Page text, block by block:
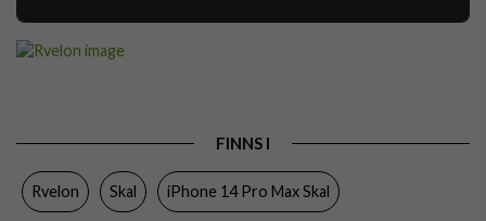
Greppvänlig, MagSafe-kompatibel
Färg
FINNS I
Rvelon Skal iPhone 14 Pro Max Skal